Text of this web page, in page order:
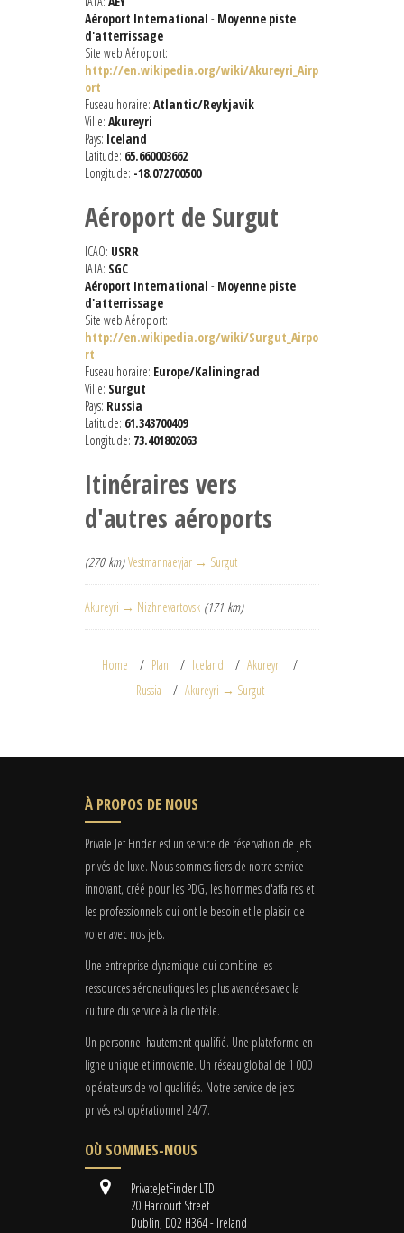
Aéroport International - Moyenne piste
d'atterrissage
Site web Aéroport:
http://en.wikipedia.org/wiki/Akureyri_Airp
ort
Fuseau horaire: Atlantic/Reykjavik
Ville: Akureyri
Pays: Iceland
Latitude: 65.660003662
Longitude: -18.072700500
Aéroport de Surgut
ICAO: USRR
IATA: SGC
Aéroport International - Moyenne piste
d'atterrissage
Site web Aéroport:
http://en.wikipedia.org/wiki/Surgut_Airpo
rt
Fuseau horaire: Europe/Kaliningrad
Ville: Surgut
Pays: Russia
Latitude: 61.343700409
Longitude: 73.401802063
Itinéraires vers
d'autres aéroports
(270 km) Vestmannaeyjar → Surgut
Akureyri → Nizhnevartovsk (171 km)
Home Plan Iceland
Akureyri
Russia
Akureyri → Surgut
À PROPOS DE NOUS
Private Jet Finder est un service de réservation de jets
privés de luxe. Nous sommes fiers de notre service
innovant, créé pour les PDG, les hommes d'affaires et
les professionnels qui ont le besoin et le plaisir de
voler avec nos jets.
Une entreprise dynamique qui combine les
ressources aéronautiques les plus avancées avec la
culture du service à la clientèle.
Un personnel hautement qualifié. Une plateforme en
ligne unique et innovante. Un réseau global de 1 000
opérateurs de vol qualifiés. Notre service de jets
privés est opérationnel 24/7.
OÙ SOMMES-NOUS
PrivateJetFinder LTD
20 Harcourt Street
Dublin, D02 H364 - Ireland